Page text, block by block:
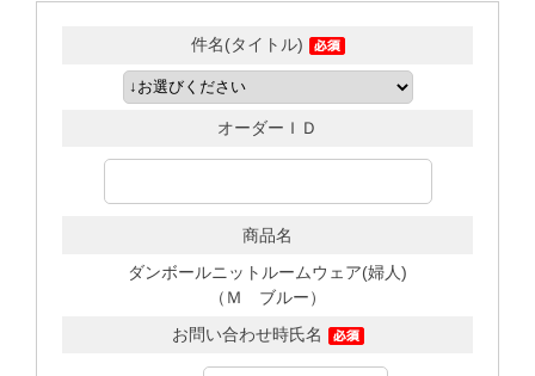
件名(タイトル)
オーダーＩＤ
商品名
ダンボールニットルームウェア(婦人)
（Ｍ ブルー）
お問い合わせ時氏名